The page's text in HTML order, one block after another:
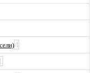
4
1